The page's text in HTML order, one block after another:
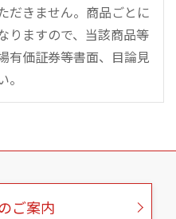
だきません。商品ごとに
りますので、当該商品等
有価証券等書面、目論見
ご案内